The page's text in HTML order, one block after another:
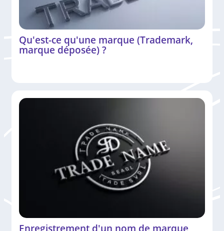
Qu'est-ce qu'une marque (Trademark,
marque déposée) ?
Enregistrement d'un nom de marque